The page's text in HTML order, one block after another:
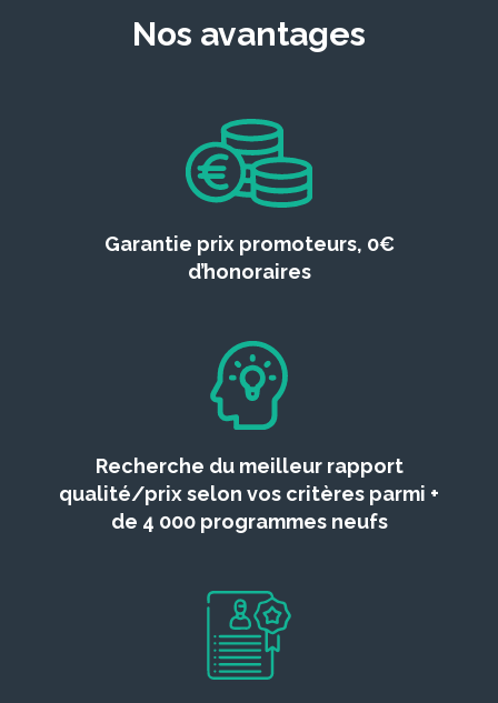
Nos avantages
Garantie prix promoteurs, 0€
d’honoraires
Recherche du meilleur rapport
qualité/prix selon vos critères parmi +
de 4 000 programmes neufs